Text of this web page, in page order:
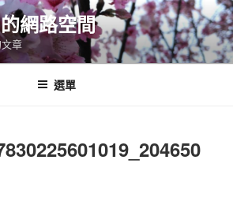
網路空間
章
選單